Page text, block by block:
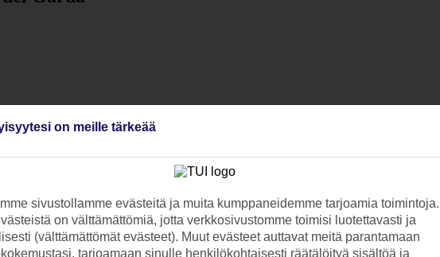
on meille tärkeää
sivustollamme evästeitä ja muita kumppaneidemme tarjoamia toimintoja.
on välttämättömiä, jotta verkkosivustomme toimisi luotettavasti ja
(välttämättömät evästeet). Muut evästeet auttavat meitä parantamaan
tarjoamaan sinulle henkilökohtaisesti räätälöityä sisältöä ja